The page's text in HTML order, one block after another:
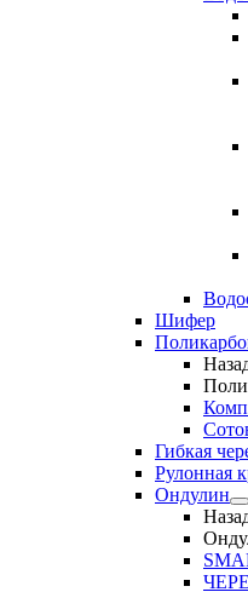
Шифер
Гибкая
Рулонная
Ондулин